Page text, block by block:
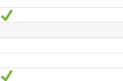
Oui
Oui